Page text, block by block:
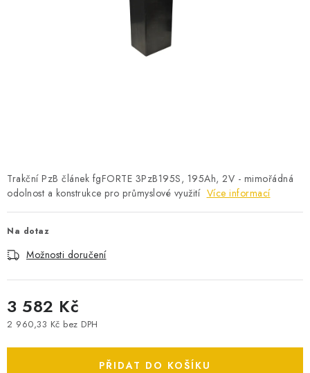
MĚNIČE NAPĚTÍ
TESTERY BATERIÍ
BATERIE PRO VYSAVAČE
BATERIE PRO NOUZOVÁ OSVĚTLENÍ
Trakční PzB článek fgFORTE 3PzB195S, 195Ah, 2V - mimořádná
odolnost a konstrukce pro průmyslové využití Více informací
Na dotaz
Možnosti doručení
3 582 Kč
2 960,33 Kč bez DPH
PŘIDAT DO KOŠÍKU